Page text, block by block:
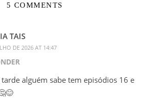
5 COMMENTS
TAIS
DE 2026 AT 14:47
alguém sabe tem episódios 16 e